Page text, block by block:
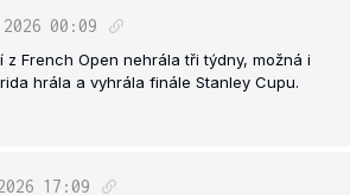
00:09
z French Open nehrála tři týdny, možná i
hrála a vyhrála finále Stanley Cupu.
17:09